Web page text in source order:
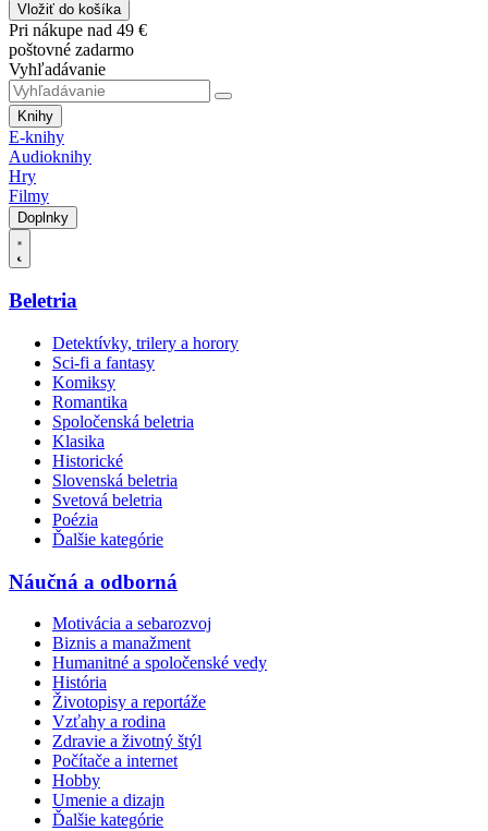
Vložiť do košíka
Pri nákupe nad 49 €
poštovné zadarmo
Vyhľadávanie
Knihy
E-knihy
Audioknihy
Hry
Filmy
Doplnky
Beletria
Detektívky, trilery a horory
Sci-fi a fantasy
Komiksy
Romantika
Spoločenská beletria
Klasika
Historické
Slovenská beletria
Svetová beletria
Poézia
Ďalšie kategórie
Náučná a odborná
Motivácia a sebarozvoj
Biznis a manažment
Humanitné a spoločenské vedy
História
Životopisy a reportáže
Vzťahy a rodina
Zdravie a životný štýl
Počítače a internet
Hobby
Umenie a dizajn
Ďalšie kategórie